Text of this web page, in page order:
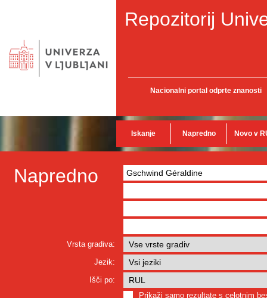
Repozitorij
Nacionalni portal odprte znanosti
Iskanje Napredno Novo v
Napredno
Vrsta gradiva:
Jezik:
Išči po:
Prikaži samo rezultate s celotnim